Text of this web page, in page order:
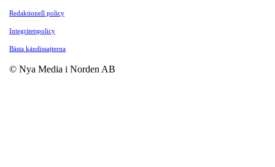
Redaktionell policy
Integritetspolicy
Bästa kändissajterna
© Nya Media i Norden AB